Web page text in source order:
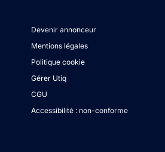
Devenir annonceur
Mentions légales
Politique cookie
Gérer Utiq
CGU
Accessibilité : non-conforme